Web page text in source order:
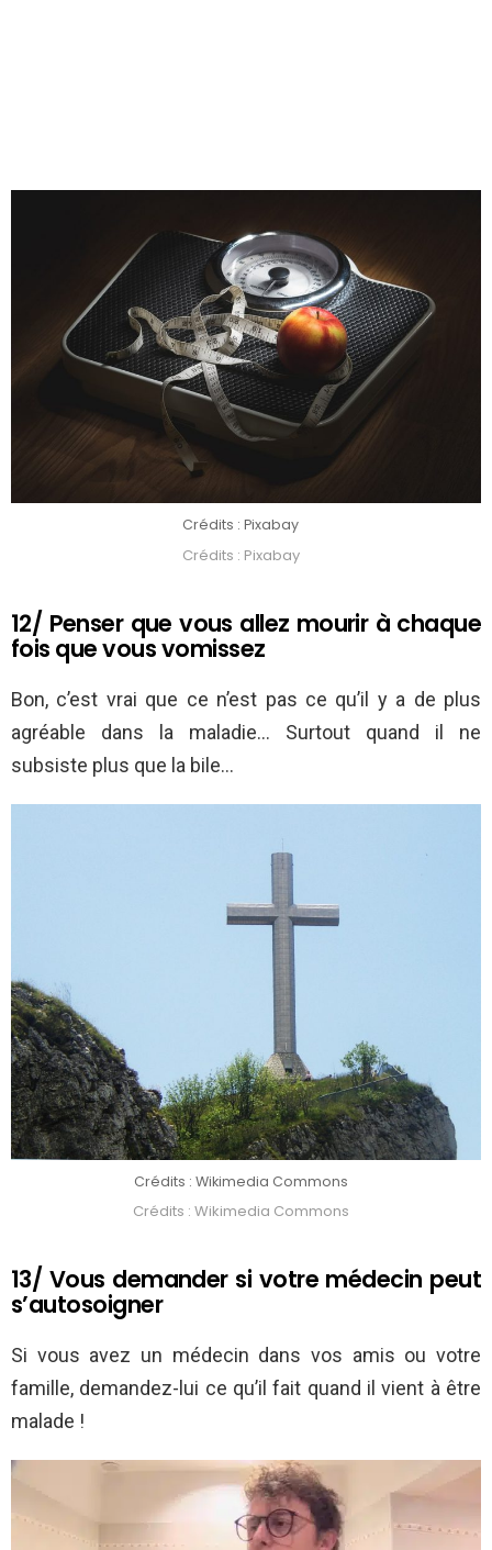
Crédits : Pixabay
Crédits : Pixabay
12/ Penser que vous allez mourir à chaque
fois que vous vomissez
Bon, c’est vrai que ce n’est pas ce qu’il y a de plus
agréable dans la maladie… Surtout quand il ne
subsiste plus que la bile…
Crédits : Wikimedia Commons
Crédits : Wikimedia Commons
13/ Vous demander si votre médecin peut
s’autosoigner
Si vous avez un médecin dans vos amis ou votre
famille, demandez-lui ce qu’il fait quand il vient à être
malade !